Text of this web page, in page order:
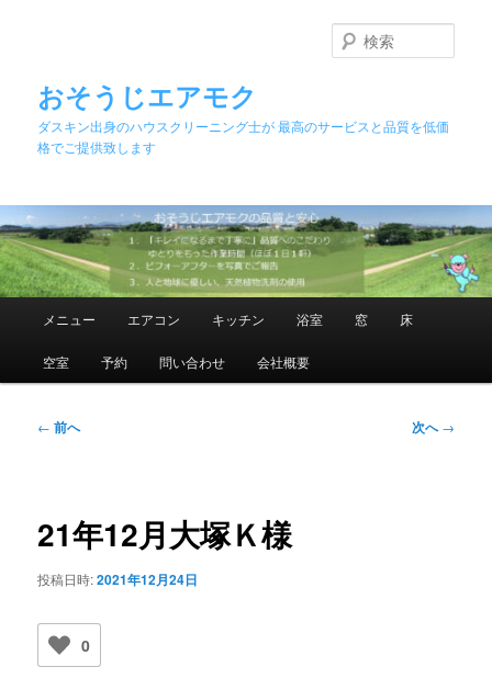
移
動
おそうじエアモク
ダスキン出身のハウスクリーニング士が 最高のサービスと品質を低価
格でご提供致します
索
メ
メニュー エアコン キッチン 浴室 窓 床
空室 予約 問い合わせ 会社概要
投
ー
ョ
← 前へ 次へ→
21年12月大塚Ｋ様
投稿日時:2021年12月24日
0